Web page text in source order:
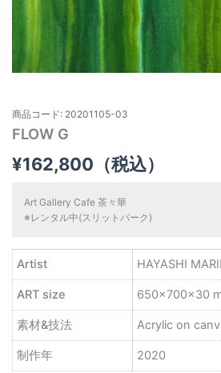
商品コード: 20201105-03
FLOW G
¥162,800 （税込）
Art Gallery Cafe 茶々華
※レンタル中(スリットパーク)
Artist HAYASHI
ART size 650×700×30
素材&技法 Acrylic on
制作年 2020